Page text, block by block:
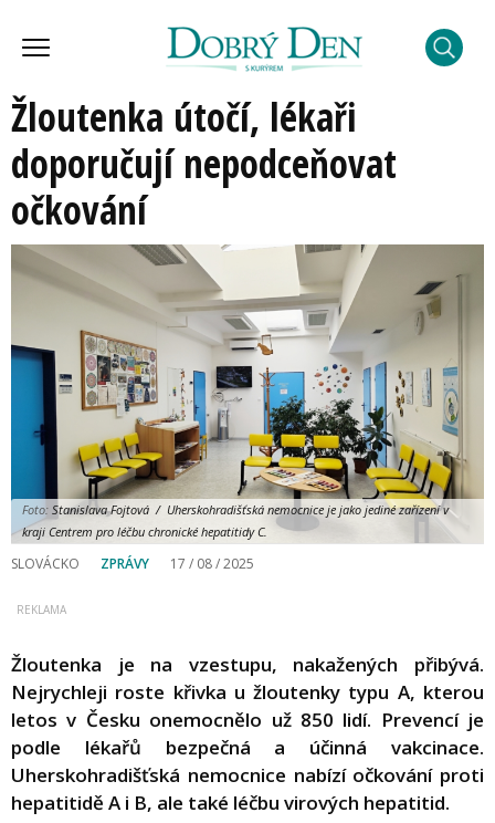
Žloutenka útočí, lékaři
doporučují nepodceňovat
očkování
Foto: Stanislava Fojtová / Uherskohradišťská nemocnice je jako jediné zařízení v
kraji Centrem pro léčbu chronické hepatitidy C.
SLOVÁCKO ZPRÁVY 17 / 08 / 2025
Žloutenka je na vzestupu, nakažených přibývá.
Nejrychleji roste křivka u žloutenky typu A, kterou
letos v Česku onemocnělo už 850 lidí. Prevencí je
podle lékařů bezpečná a účinná vakcinace.
Uherskohradišťská nemocnice nabízí očkování proti
hepatitidě A i B, ale také léčbu virových hepatitid.